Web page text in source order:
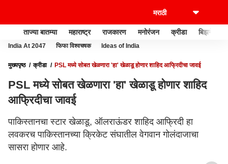
ताज्या बातम्या महाराष्ट्र राजकारण मनोरंजन क्रीडा बिझनेस
India At 2047 फिफा विश्वचषक Ideas of India
मुख्यपृष्ठ क्रीडा PSL मध्ये सोबत खेळणारा 'हा' खेळाडू होणार शाहिद आफ्रिदीचा जावई
PSL मध्ये सोबत खेळणारा 'हा' खेळाडू होणार शाहिद
आफ्रिदीचा जावई
पाकिस्तानचा स्टार खेळाडू, ऑलराऊंडर शाहिद आफ्रिदी हा
लवकरच पाकिस्तानच्या क्रिकेट संघातील वेगवान गोलंदाजाचा
सासरा होणार आहे.